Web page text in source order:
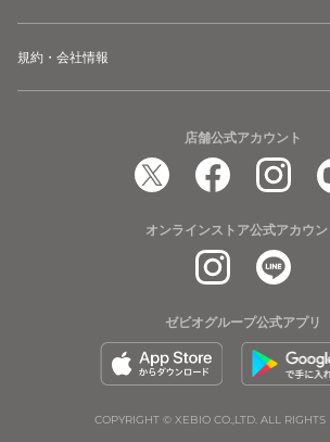
規約・会社情報
店舗公式アカウント
オンラインストア公式アカウン
ゼビオグループ公式アプリ
COPYRIGHT © XEBIO CO.,LTD. ALL RIGHTS